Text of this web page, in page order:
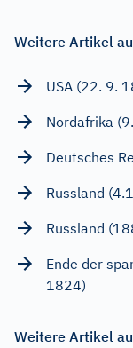
Weitere Artikel
USA (22. 9.
Nordafrika
Deutsches
Russland
Russland
Ende der
1824)
Weitere Artikel